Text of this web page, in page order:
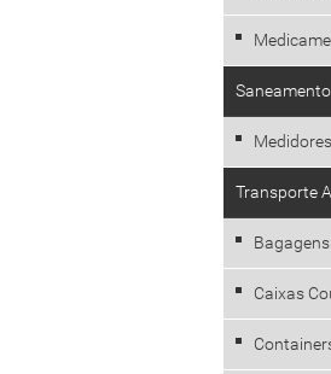
Transporte
Bagagens
Caixas